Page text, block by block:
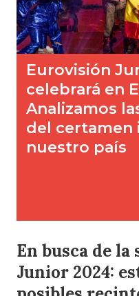
En busca de
Junior 2024: